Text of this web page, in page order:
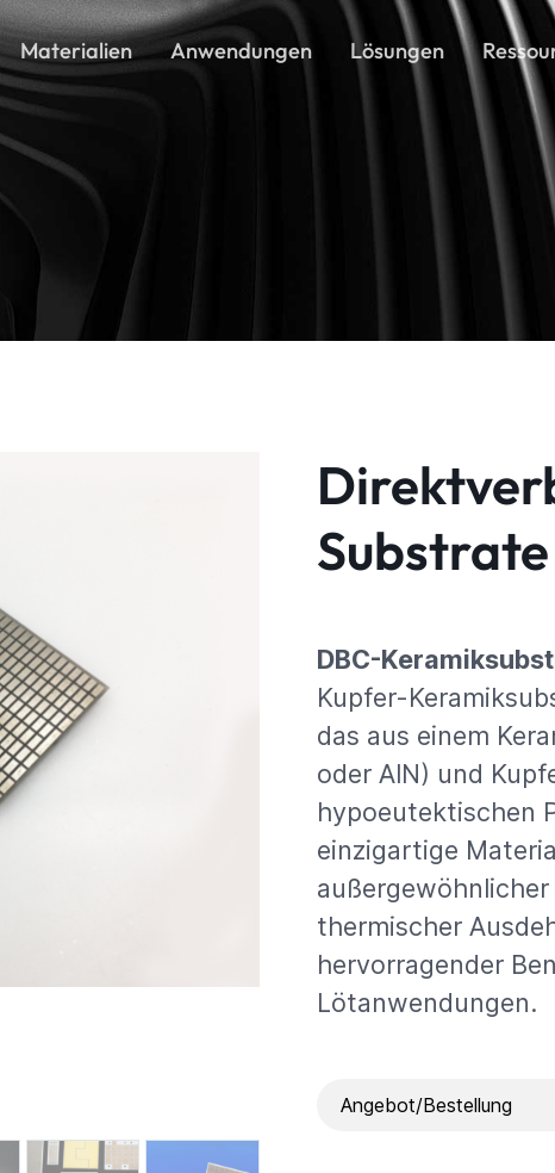
Materialien Anwendungen Lösungen
Substrate
DBC-
Kupfer-
das aus einem
oder AlN) und
hypoeutektischen
einzigartige
thermischer
hervorragender
Lötanwendungen.
Angebot/Bestellung